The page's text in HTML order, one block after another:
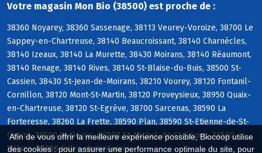
Afin de vous offrir la meilleure expérience possible, Biocoop utilise
des cookies : pour assurer une performance optimale du site, pour
Votre magasin Mon Bio (38500) est proche de :
38360 Noyarey, 38360 Sassenage, 38113 Veurey-Voroize, 38700 Le
Sappey-en-Chartreuse, 38140 Beaucroissant, 38140 Charnècles,
38140 Izeaux, 38140 La Murette, 38430 Moirans, 38140 Réaumont,
38140 Renage, 38140 Rives, 38140 St-Blaise-du-Buis, 38500 St-
Cassien, 38430 St-Jean-de-Moirans, 38210 Vourey, 38120 Fontanil-
Cornillon, 38120 Mont-St-Martin, 38120 Proveysieux, 38950 Quaix-
en-Chartreuse, 38120 St-Egrève, 38700 Sarcenas, 38590 La
Forteresse, 38260 La Frette, 38590 Plan, 38590 St-Etienne-de-St-
Geoirs, 38590 St-Geoirs, 38590 St-Michel-de-St-Geoirs, 38590
Sillans, 38380 Entre-deux-Guiers